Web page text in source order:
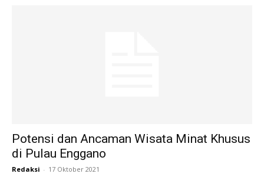
Potensi dan Ancaman Wisata Minat Khusus
di Pulau Enggano
Redaksi - 17 Oktober 2021